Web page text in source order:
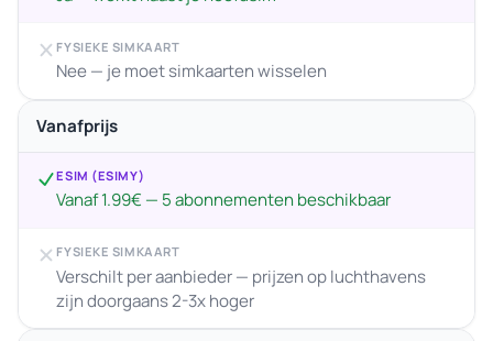
FYSIEKE SIMKAART
Nee — je moet simkaarten wisselen
Vanafprijs
ESIM (ESIMY)
Vanaf 1.99€ — 5 abonnementen beschikbaar
FYSIEKE SIMKAART
Verschilt per aanbieder — prijzen op luchthavens
zijn doorgaans 2-3x hoger